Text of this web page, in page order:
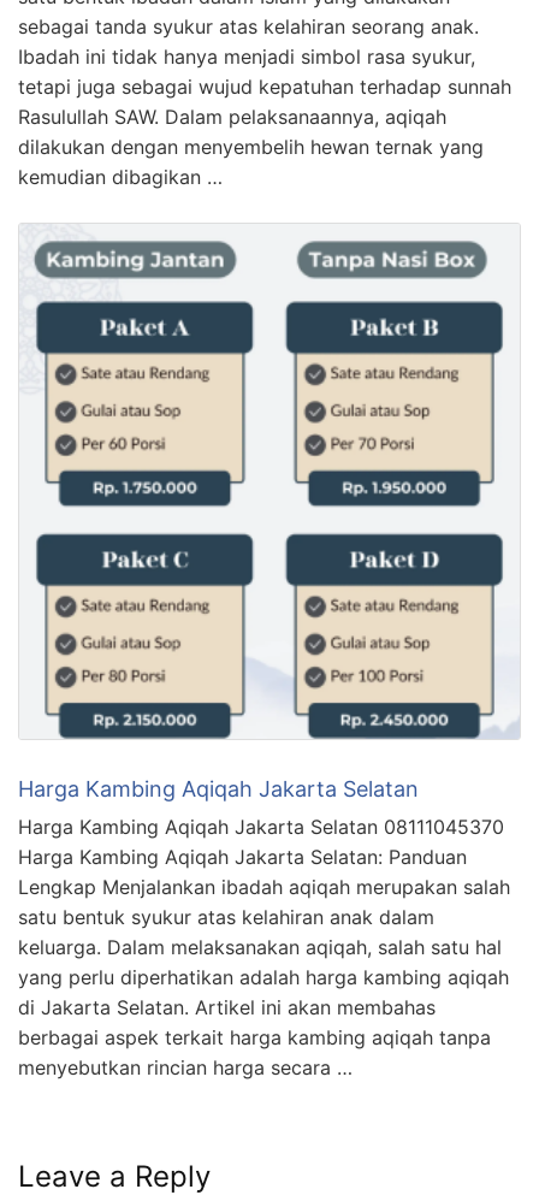
sebagai tanda syukur atas kelahiran seorang anak.
Ibadah ini tidak hanya menjadi simbol rasa syukur,
tetapi juga sebagai wujud kepatuhan terhadap sunnah
Rasulullah SAW. Dalam pelaksanaannya, aqiqah
dilakukan dengan menyembelih hewan ternak yang
kemudian dibagikan …
Harga Kambing Aqiqah Jakarta Selatan
Harga Kambing Aqiqah Jakarta Selatan 08111045370
Harga Kambing Aqiqah Jakarta Selatan: Panduan
Lengkap Menjalankan ibadah aqiqah merupakan salah
satu bentuk syukur atas kelahiran anak dalam
keluarga. Dalam melaksanakan aqiqah, salah satu hal
yang perlu diperhatikan adalah harga kambing aqiqah
di Jakarta Selatan. Artikel ini akan membahas
berbagai aspek terkait harga kambing aqiqah tanpa
menyebutkan rincian harga secara …
Leave a Reply